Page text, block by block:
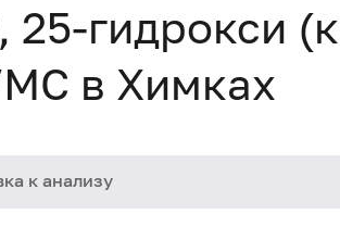
25-гидрокси
в Химках
к анализу